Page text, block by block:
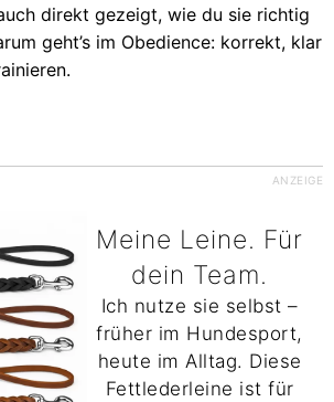
direkt gezeigt, wie du sie richtig
geht’s im Obedience: korrekt, klar
ANZEIGE
Meine Leine. Für
dein Team.
Ich nutze sie selbst –
früher im Hundesport,
heute im Alltag. Diese
Fettlederleine ist für